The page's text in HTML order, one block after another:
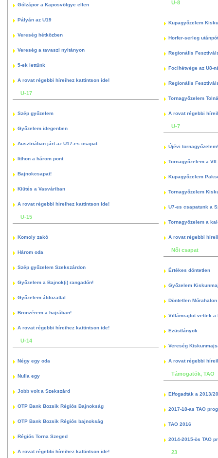
Gólzápor a Kaposvölgye ellen
Pályán az U19
Vereség hétközben
Vereség a tavaszi nyitányon
5-ek lettünk
A rovat régebbi híreihez kattintson ide!
U-17
Szép győzelem
Győzelem idegenben
Ausztriában járt az U17-es csapat
Itthon a három pont
Bajnokcsapat!
Kiütés a Vasváriban
A rovat régebbi híreihez kattintson ide!
U-15
Komoly zakó
Három oda
Szép győzelem Szekszárdon
Győzelem a Bajnok(i) rangadón!
Győzelem áldozattal
Bronzérem a hajrában!
A rovat régebbi híreihez kattintson ide!
U-14
Négy egy oda
Nulla egy
Jobb volt a Szekszárd
OTP Bank Bozsik Régiós Bajnokság
OTP Bank Bozsik Régiós bajnokság
Régiós Torna Szeged
A rovat régebbi híreihez kattintson ide!
U-8
Kupagyőzelem
Horfer-serleg
Regionális
Focihétvége az U8-
Regionális
Tornagyőzelem
A rovat régebbi
U-7
Újévi tornagyőzelem!
Tornagyőzelem a
Kupagyőzelem
Tornagyőzelem
U7-es csapatunk a
Tornagyőzelem a
A rovat régebbi
Női csapat
Értékes döntetlen
Győzelem
Döntetlen
Villámrajtot vettek a
Ezüstlányok
Vereség
A rovat régebbi
Támogatók, TAO
Elfogadták a 2013/
2017-18-as TAO
TAO 2016
2014-2015-ös TAO
23